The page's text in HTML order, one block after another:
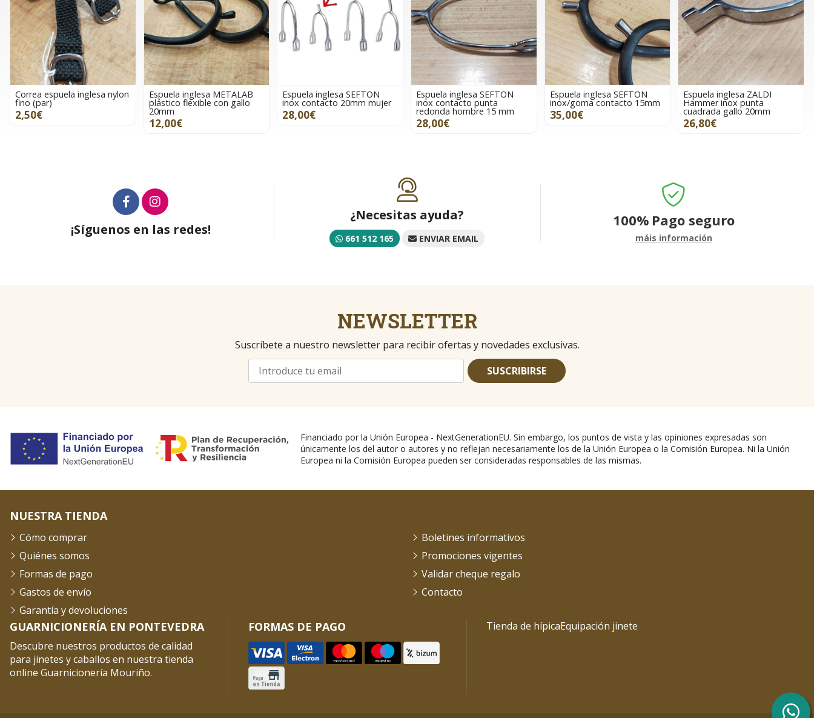
Correa espuela inglesa nylon
fino (par)
2,50€
Espuela inglesa METALAB
plástico flexible con gallo
20mm
12,00€
Espuela inglesa SEFTON
inox contacto 20mm mujer
28,00€
Espuela inglesa SEFTON
inox contacto punta
redonda hombre 15 mm
28,00€
Espuela inglesa SEFTON
inox/goma contacto 15mm
35,00€
Espuela inglesa ZALDI
Hammer inox punta
cuadrada gallo 20mm
26,80€
¡Síguenos en las redes!
¿Necesitas ayuda?
661 512 165 ENVIAR EMAIL
100% Pago seguro
máis información
NEWSLETTER
Suscríbete a nuestro newsletter para recibir ofertas y novedades exclusivas.
SUSCRIBIRSE
Financiado por la Unión Europea - NextGenerationEU. Sin embargo, los puntos de vista y las opiniones expresadas son
únicamente los del autor o autores y no reflejan necesariamente los de la Unión Europea o la Comisión Europea. Ni la Unión
Europea ni la Comisión Europea pueden ser consideradas responsables de las mismas.
GUARNICIONERÍA EN PONTEVEDRA
Descubre nuestros productos de calidad
para jinetes y caballos en nuestra tienda
online Guarnicionería Mouriño.
FORMAS DE PAGO
NUESTRA TIENDA
Cómo comprar
Quiénes somos
Formas de pago
Gastos de envío
Garantía y devoluciones
Boletines informativos
Promociones vigentes
Validar cheque regalo
Contacto
Tienda de hípicaEquipación jinete